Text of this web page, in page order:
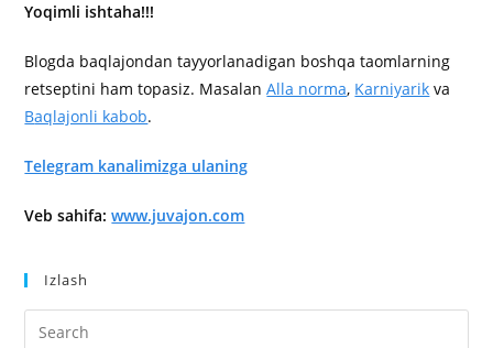
Yoqimli ishtaha!!!
Blogda baqlajondan tayyorlanadigan boshqa taomlarning
retseptini ham topasiz. MasalanAlla norma, Karniyarik va
Baqlajonli kabob.
Telegram kanalimizga ulaning
Veb sahifa:www.juvajon.com
Izlash